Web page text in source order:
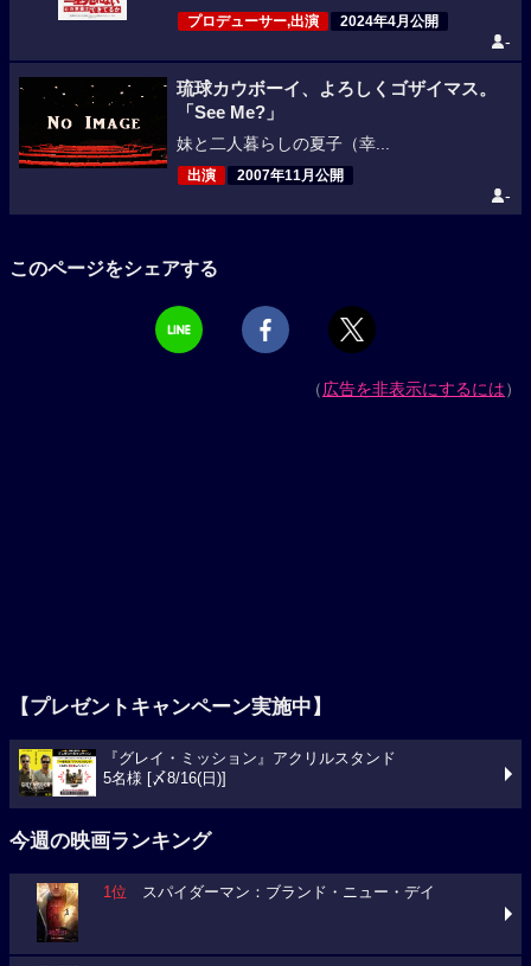
プロデューサー,出演 2024年4月公開
-
琉球カウボーイ、よろしくゴザイマス。
「See Me?」
妹と二人暮らしの夏子（幸...
出演 2007年11月公開
-
このページをシェアする
（広告を非表示にするには）
【プレゼントキャンペーン実施中】
『グレイ・ミッション』アクリルスタンド
5名様 [〆8/16(日)]
今週の映画ランキング
1位 スパイダーマン：ブランド・ニュー・デイ